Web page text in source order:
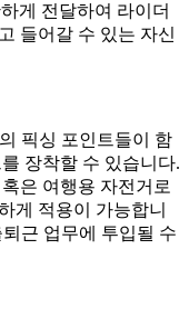
게 전달하여 라이더
들어갈 수 있는 자신
픽싱 포인트들이 함
장착할 수 있습니다.
은 여행용 자전거로
게 적용이 가능합니
근 업무에 투입될 수